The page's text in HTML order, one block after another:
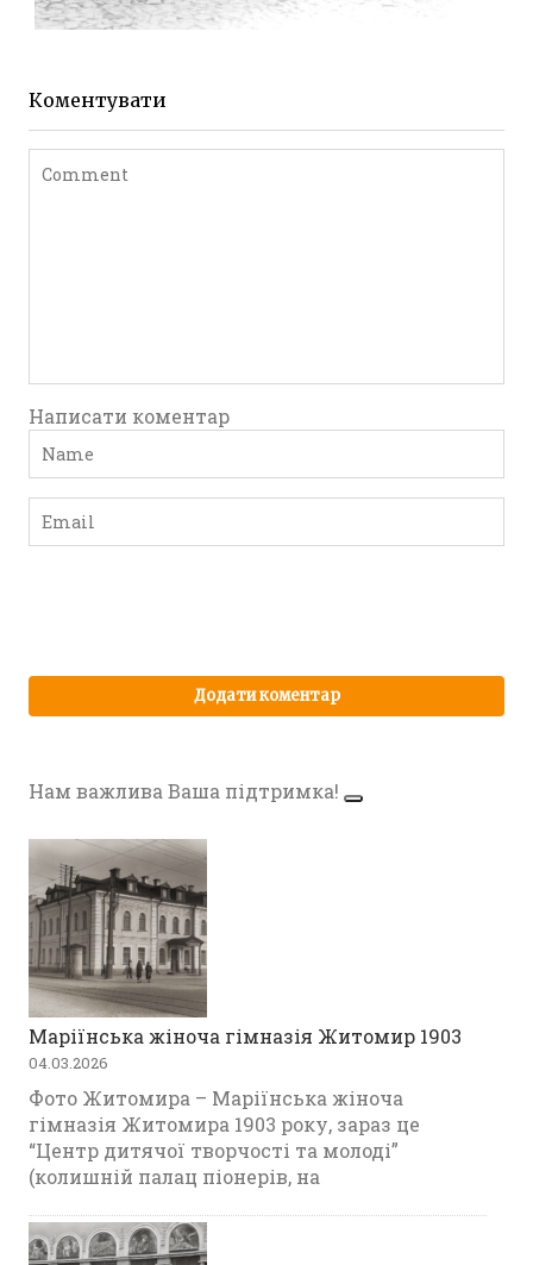
ЖИТОМИР МИХАЙЛІВСЬКА 1903 РОКУ
Коментувати
Написати коментар
Нам важлива Ваша підтримка!
Маріїнська жіноча гімназія Житомир 1903
04.03.2026
Фото Житомира – Маріїнська жіноча
гімназія Житомира 1903 року, зараз це
“Центр дитячої творчості та молоді”
(колишній палац піонерів, на